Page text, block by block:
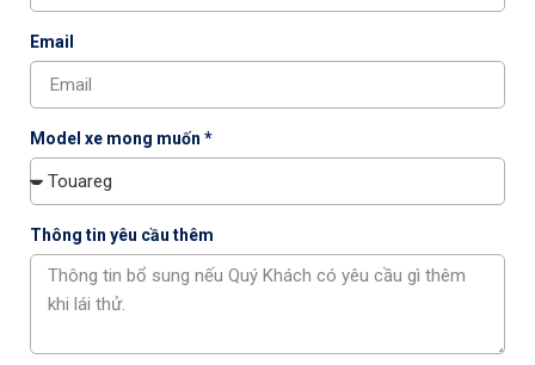
Email
Model xe mong muốn *
Thông tin yêu cầu thêm